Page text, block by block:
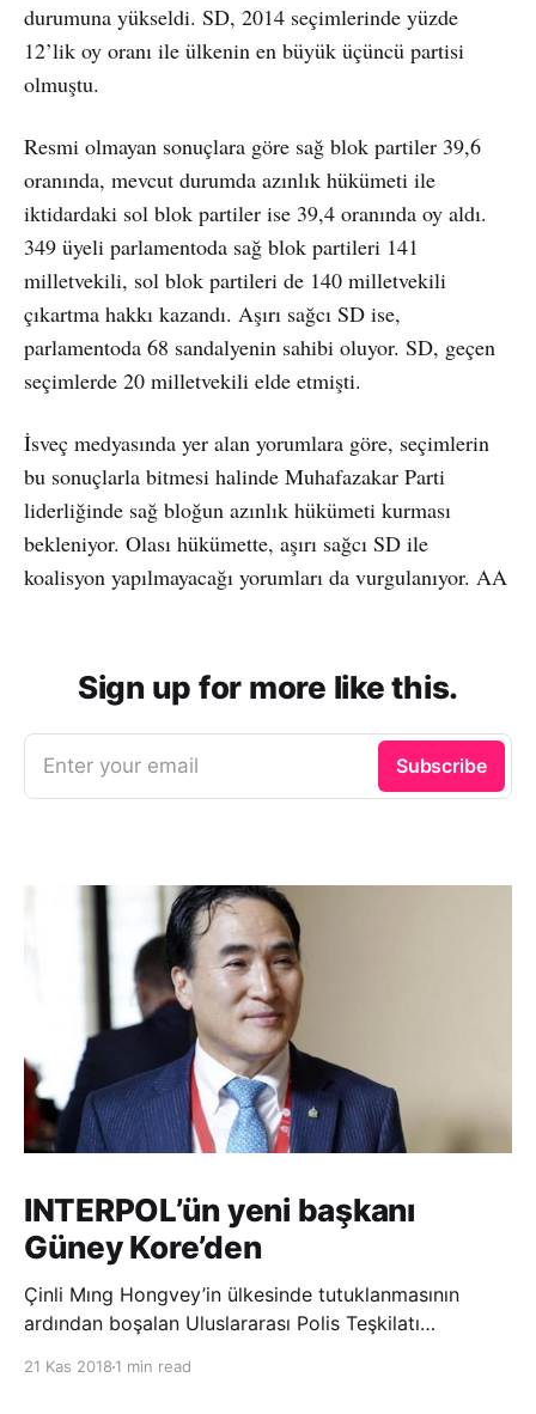
durumuna yükseldi. SD, 2014 seçimlerinde yüzde
12’lik oy oranı ile ülkenin en büyük üçüncü partisi
olmuştu.
Resmi olmayan sonuçlara göre sağ blok partiler 39,6
oranında, mevcut durumda azınlık hükümeti ile
iktidardaki sol blok partiler ise 39,4 oranında oy aldı.
349 üyeli parlamentoda sağ blok partileri 141
milletvekili, sol blok partileri de 140 milletvekili
çıkartma hakkı kazandı. Aşırı sağcı SD ise,
parlamentoda 68 sandalyenin sahibi oluyor. SD, geçen
seçimlerde 20 milletvekili elde etmişti.
İsveç medyasında yer alan yorumlara göre, seçimlerin
bu sonuçlarla bitmesi halinde Muhafazakar Parti
liderliğinde sağ bloğun azınlık hükümeti kurması
bekleniyor. Olası hükümette, aşırı sağcı SD ile
koalisyon yapılmayacağı yorumları da vurgulanıyor. AA
Sign up for more like this.
Enter your email Subscribe
INTERPOL’ün yeni başkanı
Güney Kore’den
Çinli Mıng Hongvey’in ülkesinde tutuklanmasının
ardından boşalan Uluslararası Polis Teşkilatı
21 Kas 2018 1 min read